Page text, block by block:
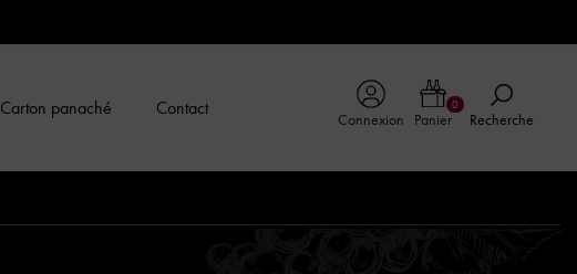
Carton panaché Contact
Connexion Panier
0
Recherche